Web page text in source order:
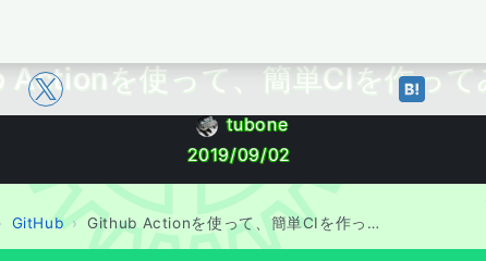
Actionを使って、簡単CIを作って
tubone
2019/09/02
GitHub Github Actionを使って、簡単CIを作ってみる